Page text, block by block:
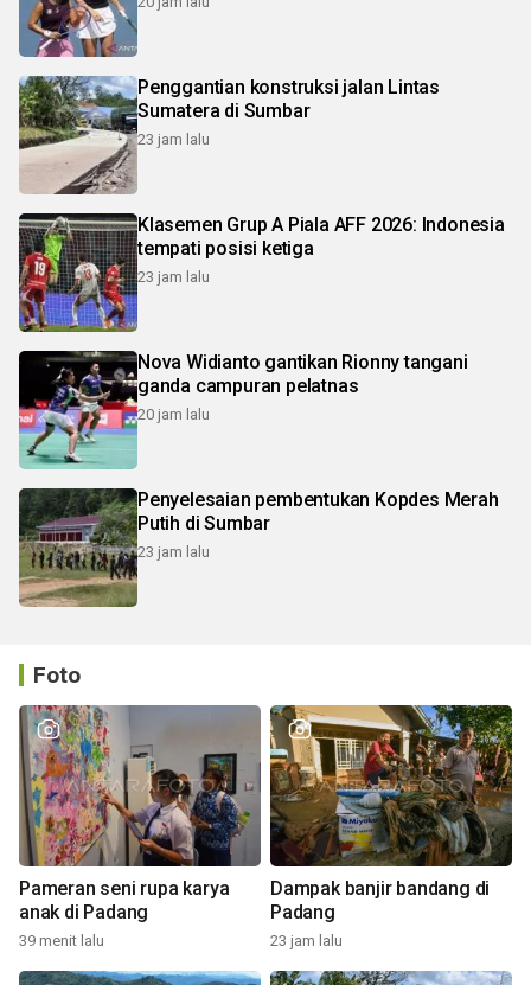
Penggantian konstruksi jalan Lintas
Sumatera di Sumbar
23 jam lalu
Klasemen Grup A Piala AFF 2026: Indonesia
tempati posisi ketiga
23 jam lalu
Nova Widianto gantikan Rionny tangani
ganda campuran pelatnas
20 jam lalu
Penyelesaian pembentukan Kopdes Merah
Putih di Sumbar
23 jam lalu
Foto
Pameran seni rupa karya
anak di Padang
39 menit lalu
Dampak banjir bandang di
Padang
23 jam lalu